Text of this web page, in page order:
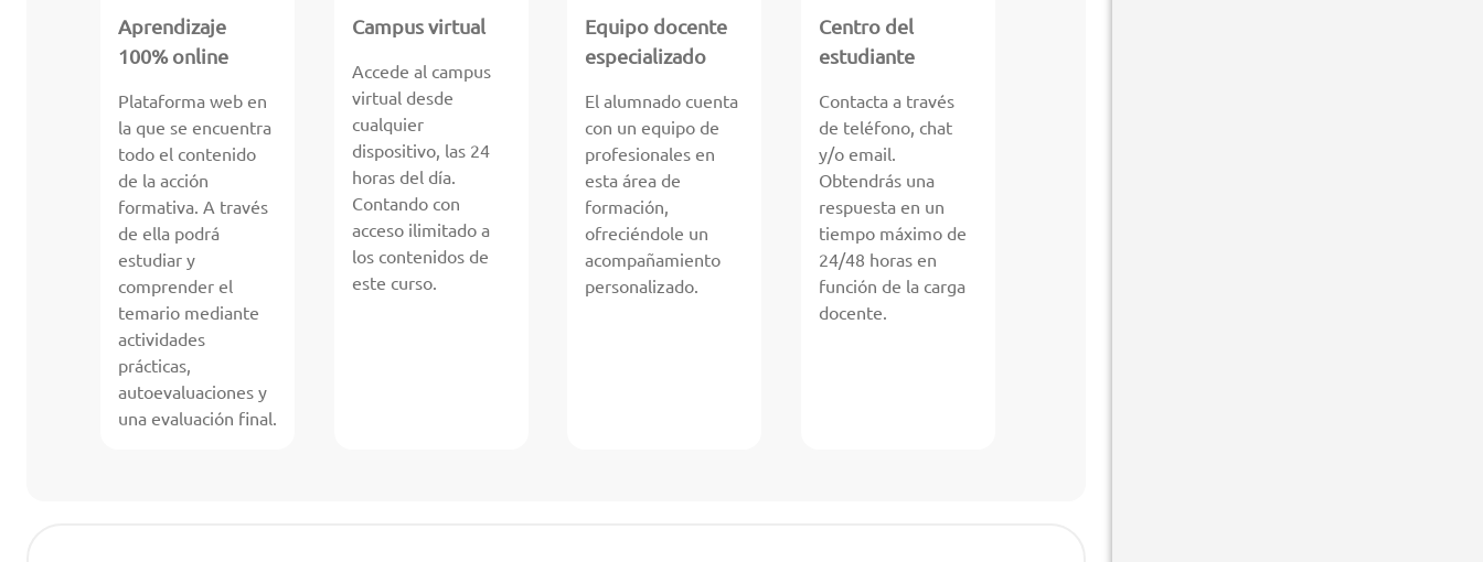
Aprendizaje
100% online
Plataforma web en
la que se encuentra
todo el contenido
de la acción
formativa. A través
de ella podrá
estudiar y
comprender el
temario mediante
actividades
prácticas,
autoevaluaciones y
una evaluación final.
Campus virtual
Accede al campus
virtual desde
cualquier
dispositivo, las 24
horas del día.
Contando con
acceso ilimitado a
los contenidos de
este curso.
Equipo docente
especializado
El alumnado cuenta
con un equipo de
profesionales en
esta área de
formación,
ofreciéndole un
acompañamiento
personalizado.
Centro del
estudiante
Contacta a través
de teléfono, chat
y/o email.
Obtendrás una
respuesta en un
tiempo máximo de
24/48 horas en
función de la carga
docente.